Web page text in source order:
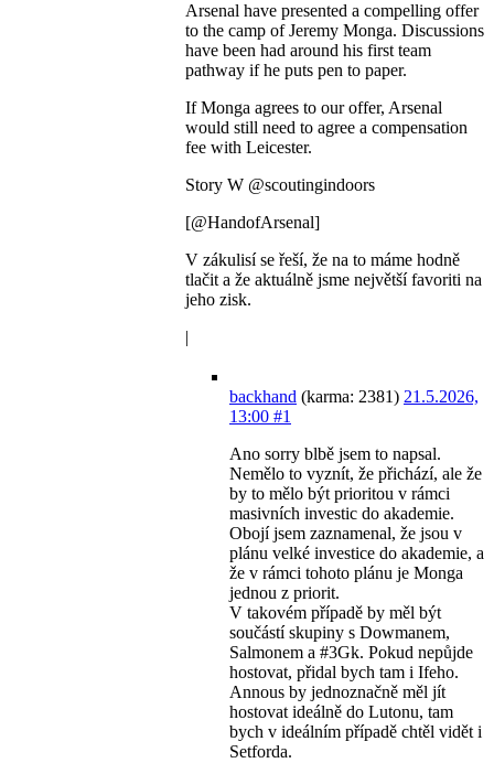
Arsenal have presented a compelling offer
to the camp of Jeremy Monga. Discussions
have been had around his first team
pathway if he puts pen to paper.
If Monga agrees to our offer, Arsenal
would still need to agree a compensation
fee with Leicester.
Story W @scoutingindoors
[@HandofArsenal]
V zákulisí se řeší, že na to máme hodně
tlačit a že aktuálně jsme největší favoriti na
jeho zisk.
|
backhand (karma: 2381) 21.5.2026,
13:00 #1
Ano sorry blbě jsem to napsal.
Nemělo to vyznít, že přichází, ale že
by to mělo být prioritou v rámci
masivních investic do akademie.
Obojí jsem zaznamenal, že jsou v
plánu velké investice do akademie, a
že v rámci tohoto plánu je Monga
jednou z priorit.
V takovém případě by měl být
součástí skupiny s Dowmanem,
Salmonem a #3Gk. Pokud nepůjde
hostovat, přidal bych tam i Ifeho.
Annous by jednoznačně měl jít
hostovat ideálně do Lutonu, tam
bych v ideálním případě chtěl vidět i
Setforda.